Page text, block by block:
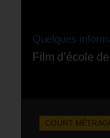
Quelques
Film d’école
COURT